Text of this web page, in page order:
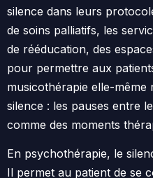
silence dans leurs
de soins palliatifs, les
de rééducation, des
pour permettre aux
musicothérapie elle-
silence : les pauses entre
comme des moments
En psychothérapie, le
Il permet au patient de se